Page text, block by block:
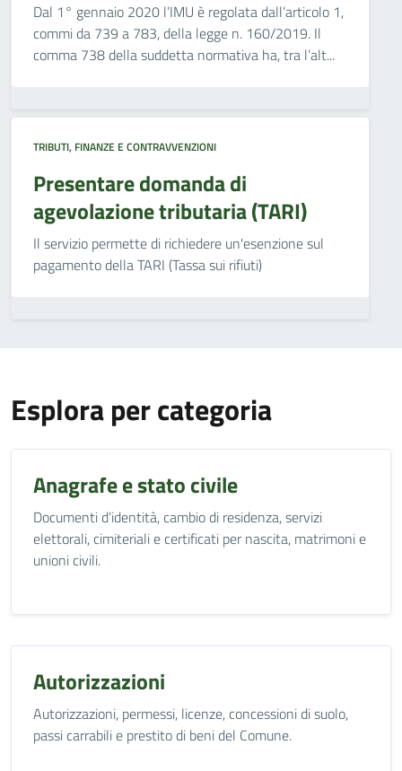
Dal 1° gennaio 2020 l’IMU è regolata dall’articolo 1,
commi da 739 a 783, della legge n. 160/2019. Il
comma 738 della suddetta normativa ha, tra l’alt...
TRIBUTI, FINANZE E CONTRAVVENZIONI
Presentare domanda di
agevolazione tributaria (TARI)
Il servizio permette di richiedere un'esenzione sul
pagamento della TARI (Tassa sui rifiuti)
Esplora per categoria
Anagrafe e stato civile
Documenti d’identità, cambio di residenza, servizi
elettorali, cimiteriali e certificati per nascita, matrimoni e
unioni civili.
Autorizzazioni
Autorizzazioni, permessi, licenze, concessioni di suolo,
passi carrabili e prestito di beni del Comune.